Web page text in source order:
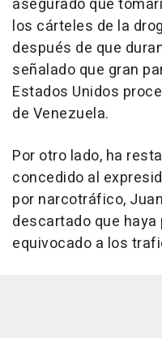
asegurado que
los cárteles de la
después de que
señalado que gran
Estados Unidos
de Venezuela.
Por otro lado, ha
concedido al
por narcotráfico,
descartado que
equivocado a los